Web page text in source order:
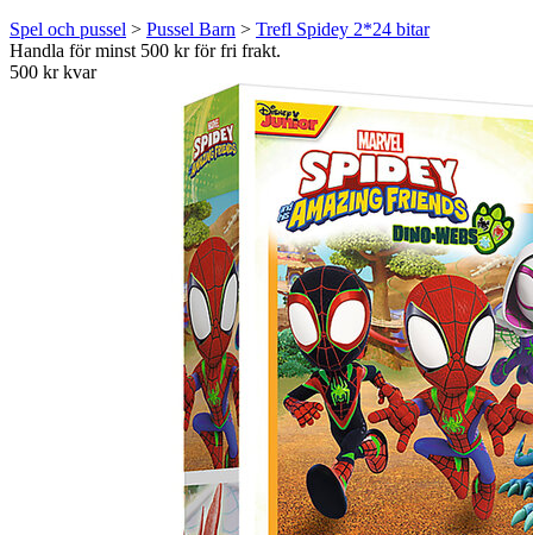
Spel och pussel > Pussel Barn > Trefl Spidey 2*24 bitar
Handla för minst 500 kr för fri frakt.
500 kr kvar